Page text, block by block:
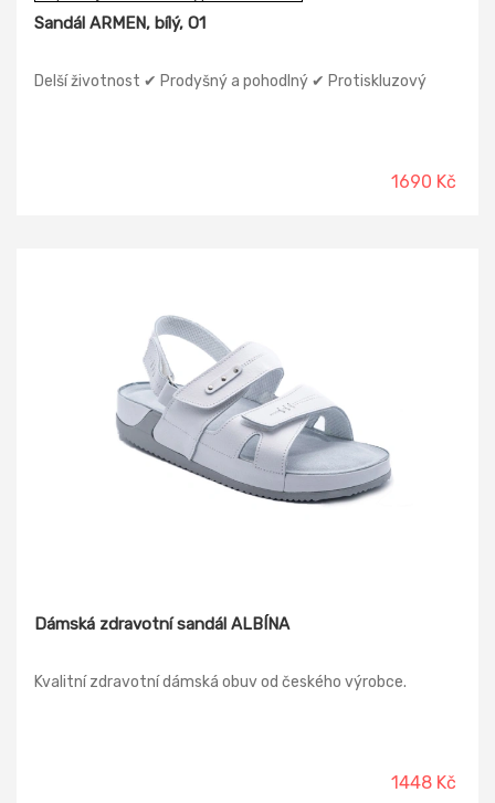
Sandál ARMEN, bílý, O1
Delší životnost ✔ Prodyšný a pohodlný ✔ Protiskluzový
1690 Kč
Dámská zdravotní sandál ALBÍNA
Kvalitní zdravotní dámská obuv od českého výrobce.
1448 Kč